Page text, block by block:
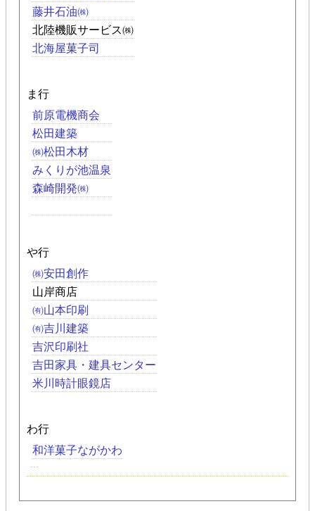
藤井石油㈱
北陸機販サービス㈱
北海屋菓子司
ま行
前原電機商会
松田建築
㈱松田木材
みくりが池温泉
森崎開発㈱
や行
㈱安田創作
山岸商店
㈲山本印刷
㈲吉川建築
吉沢印刷社
吉田家具・建具センター
米川時計眼鏡店
わ行
和洋菓子ながかわ